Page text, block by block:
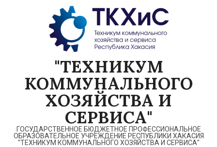
"ТЕХНИКУМ
КОММУНАЛЬНОГО
ХОЗЯЙСТВА И
СЕРВИСА"
ГОСУДАРСТВЕННОЕ БЮДЖЕТНОЕ ПРОФЕССИОНАЛЬНОЕ
ОБРАЗОВАТЕЛЬНОЕ УЧРЕЖДЕНИЕ РЕСПУБЛИКИ ХАКАСИЯ
"ТЕХНИКУМ КОММУНАЛЬНОГО ХОЗЯЙСТВА И СЕРВИСА"